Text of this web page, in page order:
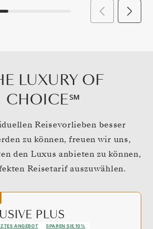
LUXURY OF
CHOICE℠
Reisevorlieben besser
zu können, freuen wir uns,
den Luxus anbieten zu können,
Reisetarif auszuwählen.
PLUS
ANGEBOT SPAREN SIE 10%